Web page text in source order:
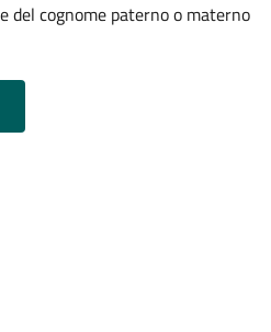
del cognome paterno o materno